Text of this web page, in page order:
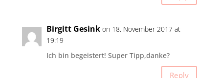
Birgitt Gesink on 18. November 2017 at
19:19
Ich bin begeistert! Super Tipp,danke?
Reply